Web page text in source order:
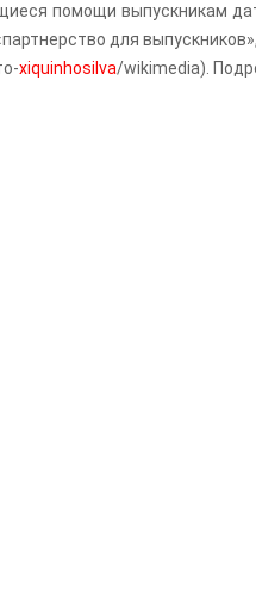
помощи выпускникам
для
xiquinhosilva/wikimedia).